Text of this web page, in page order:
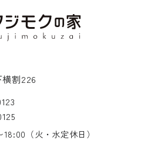
割226
18:00 （火・水定休日）